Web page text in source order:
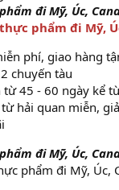
đi Mỹ, Úc,
phẩm đi Mỹ,
phí, giao hàng
chuyến tàu
45 - 60 ngày kể
hải quan miễn,
đi Mỹ, Úc,
phẩm đi Mỹ, Úc,